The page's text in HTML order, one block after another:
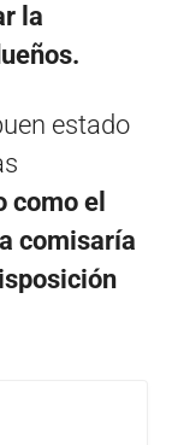
la
estado
como el
comisaría